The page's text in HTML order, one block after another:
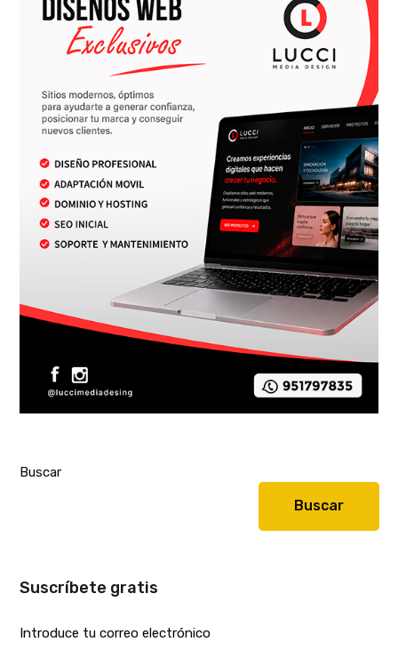
Buscar
Buscar
Suscríbete gratis
Introduce tu correo electrónico